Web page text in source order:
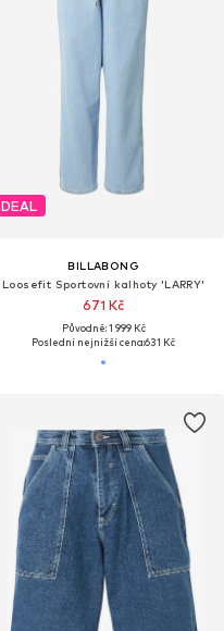
DEAL
BILLABONG
Loosefit Sportovní kalhoty 'LARRY'
671 Kč
Původně: 1 999 Kč
Poslední nejnižší cena:631 Kč